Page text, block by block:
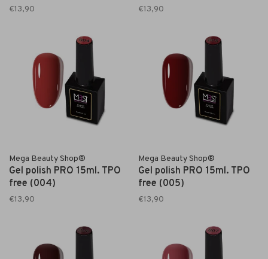
€13,90 €13,90
Mega Beauty Shop®
Gel polish PRO 15ml. TPO
free (004)
€13,90
Mega Beauty Shop®
Gel polish PRO 15ml. TPO
free (005)
€13,90